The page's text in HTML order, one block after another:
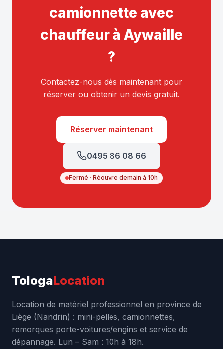
camionnette avec
chauffeur à Aywaille
?
Contactez-nous dès maintenant pour
réserver ou obtenir un devis gratuit.
Réserver maintenant
0495 86 08 66
Fermé · Réouvre demain à 10h
TologaLocation
Location de matériel professionnel en province de
Liège (Nandrin) : mini-pelles, camionnettes,
remorques porte-voitures/engins et service de
dépannage. Lun – Sam : 10h à 18h.